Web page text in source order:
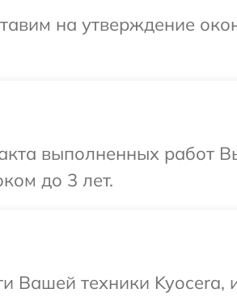
на утверждение
выполненных работ
до 3 лет.
Вашей техники Kyocera,